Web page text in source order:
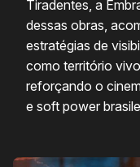
Tiradentes, a
dessas obras,
estratégias de
como território
reforçando o
e soft power